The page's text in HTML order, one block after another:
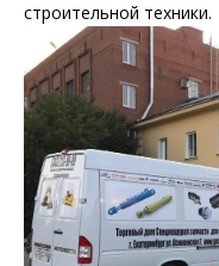
строительной техники.